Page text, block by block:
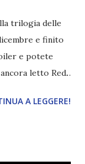
trilogia delle
e finito
e potete
letto Red.
ma non
A LEGGERE!